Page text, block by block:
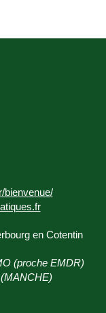
bienvenue/
en Cotentin
(proche EMDR)